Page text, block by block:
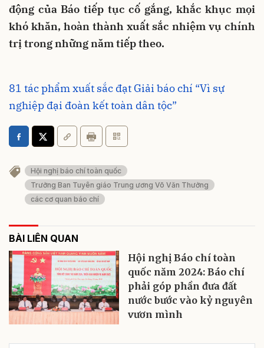
động của Báo tiếp tục cố gắng, khắc khục mọi
khó khăn, hoàn thành xuất sắc nhiệm vụ chính
trị trong những năm tiếp theo.
81 tác phẩm xuất sắc đạt Giải báo chí “Vì sự
nghiệp đại đoàn kết toàn dân tộc”
Hội nghị báo chí toàn quốc
Trưởng Ban Tuyên giáo Trung ương Võ Văn Thưởng
các cơ quan báo chí
BÀI LIÊN QUAN
Hội nghị Báo chí toàn
quốc năm 2024: Báo chí
phải góp phần đưa đất
nước bước vào kỷ nguyên
vươn mình